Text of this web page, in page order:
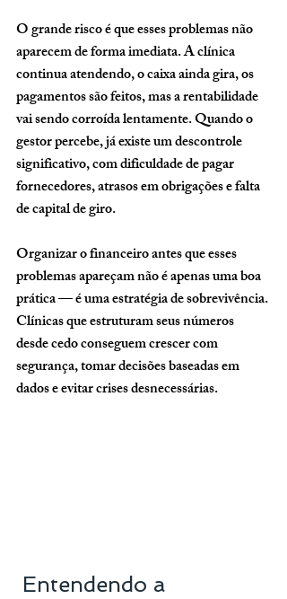
O grande risco é que esses problemas não
aparecem de forma imediata. A clínica
continua atendendo, o caixa ainda gira, os
pagamentos são feitos, mas a rentabilidade
vai sendo corroída lentamente. Quando o
gestor percebe, já existe um descontrole
significativo, com dificuldade de pagar
fornecedores, atrasos em obrigações e falta
de capital de giro.
Organizar o financeiro antes que esses
problemas apareçam não é apenas uma boa
prática — é uma estratégia de sobrevivência.
Clínicas que estruturam seus números
desde cedo conseguem crescer com
segurança, tomar decisões baseadas em
dados e evitar crises desnecessárias.
Entendendo a